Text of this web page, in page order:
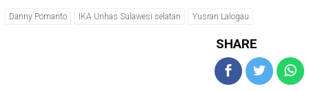
Danny Pomanto IKA Unhas Sulawesi selatan Yusran Lalogau
SHARE